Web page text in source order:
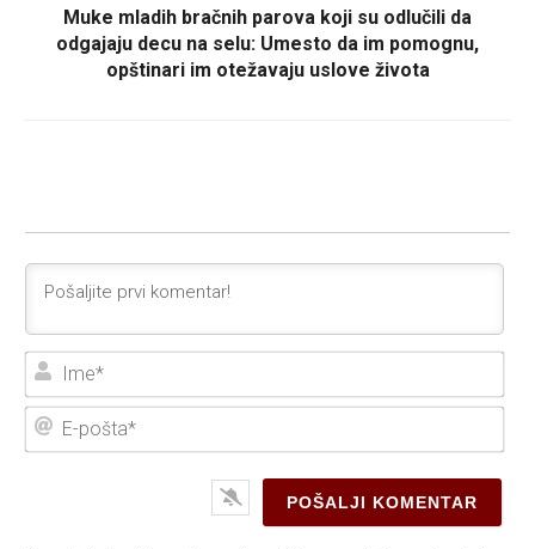
Muke mladih bračnih parova koji su odlučili da
odgajaju decu na selu: Umesto da im pomognu,
opštinari im otežavaju uslove života
E-